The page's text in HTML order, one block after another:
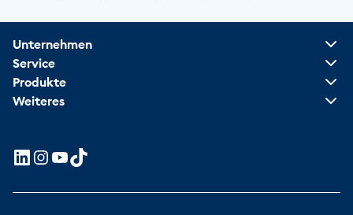
Unternehmen
Service
Produkte
Weiteres